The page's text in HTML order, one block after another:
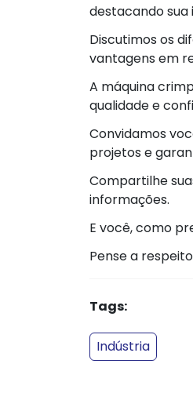
destacando sua
Discutimos os
vantagens em
A máquina
qualidade e
Convidamos
projetos e
Compartilhe
informações.
E você, como
Pense a
Tags:
Indústria